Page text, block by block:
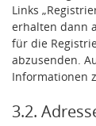
Links
erhalten dann
für die
abzusenden.
Informationen
3.2.